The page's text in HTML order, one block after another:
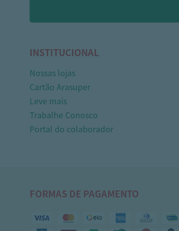
INSTITUCIONAL
Nossas lojas
Cartão Arasuper
Leve mais
Trabalhe Conosco
Portal do colaborador
FORMAS DE PAGAMENTO